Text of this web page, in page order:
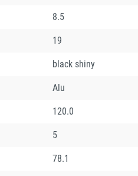
8.5
19
black shiny
Alu
120.0
5
78.1